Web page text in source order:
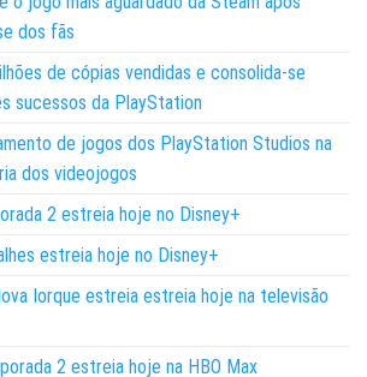
dos fãs
de cópias vendidas e consolida-se
sucessos da PlayStation
de jogos dos PlayStation Studios na
dos videojogos
2 estreia hoje no Disney+
estreia hoje no Disney+
Iorque estreia estreia hoje na televisão
2 estreia hoje na HBO Max